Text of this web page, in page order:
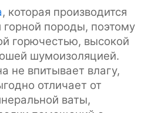
, которая производится
горной породы, поэтому
горючестью, высокой
шумоизоляцией.
не впитывает влагу,
отличает от
ваты,